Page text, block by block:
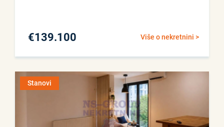
Više o nekretnini >
€139.100
Stanovi